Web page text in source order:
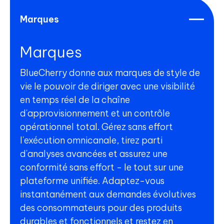
Marques
Marques
BlueCherry donne aux marques de style de
vie le pouvoir de diriger avec une visibilité
en temps réel de la chaîne
d'approvisionnement et un contrôle
opérationnel total. Gérez sans effort
l'exécution omnicanale, tirez parti
d'analyses avancées et assurez une
conformité sans effort - le tout sur une
plateforme unifiée. Adaptez-vous
instantanément aux demandes évolutives
des consommateurs pour des produits
durables et fonctionnels et restez en